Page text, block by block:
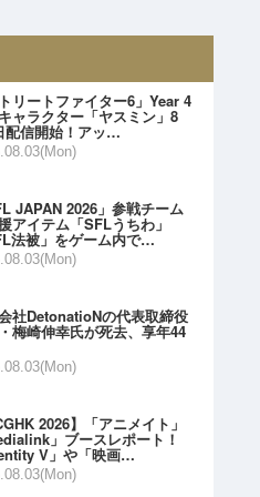
トリートファイター6」Year 4
ャラクター「ヤスミン」8
配信開始！アッ…
JAPAN 2026」参戦チーム
アイテム「SFLうちわ」
法被」をゲーム内で…
社DetonatioNの代表取締役
梅崎伸幸氏が死去、享年44
2026】「アニメイト」
」ブースレポート！
V」や「映画…